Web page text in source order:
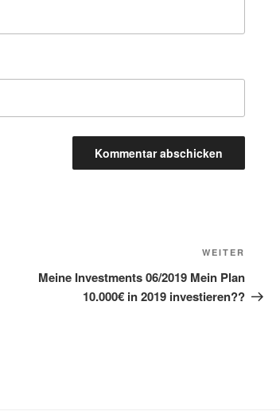
Beitrag
WEITER
Meine Investments 06/2019 Mein Plan
10.000€ in 2019 investieren??